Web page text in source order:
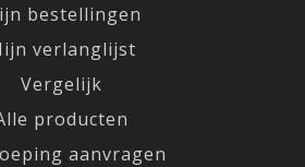
bestellingen
verlanglijst
Vergelijk
producten
aanvragen